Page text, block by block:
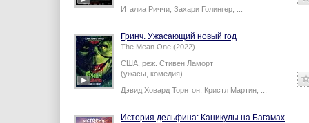
Италиа Риччи Захари Голингер
Гринч. Ужасающий новый год
The Mean One (2022)
США, реж. Стивен Ламорт
(ужасы, комедия)
Дэвид Ховард Торнтон Кристл Мартин
История дельфина: Каникулы на Багамах